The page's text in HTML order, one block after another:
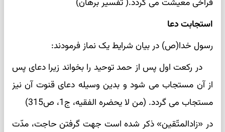
فراخی معیشت می گردد.( تفسیر برهان)
استجابت دعا
رسول خدا(ص) در بیان شرایط یک نماز فرمودند:
در رکعت اول پس از حمد توحید را بخواند زیرا دعای پس
از آن مستجاب می شود و بدین وسیله دعای قنوت آن نیز
مستجاب می گردد. (من لا یحضره الفقیه، ج1، ص315)
در «زادالمتّقین» ذکر شده است جهت گرفتن حاجت، مدّت